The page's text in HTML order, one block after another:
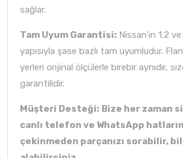
sağlar.
Tam Uyum Garantisi: Nissan'ın 1.2
yapısıyla şase bazlı tam uyumludur.
yerleri orijinal ölçülerle birebir aynıdır,
garantilidir.
Müşteri Desteği: Bize her zaman
canlı telefon ve WhatsApp
çekinmeden parçanızı sorabilir,